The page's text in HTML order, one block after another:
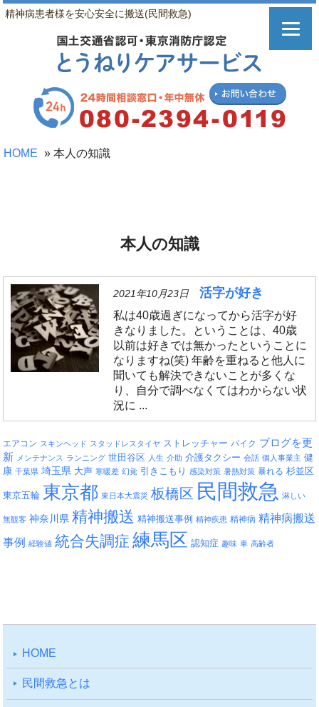
精神病患者様を安心安全に搬送(民間救急)
HOME » 本人の知識
本人の知識
2021年10月23日 活字が好き
私は40歳過ぎになってから活字が好
きなりました。ということは、40歳
以前は好きでは無かったということに
なりますね(笑) 年齢を重ねると他人に
聞いても解決できないことが多くな
り、自分で調べなくてはわからない状
況に ...
エアコン スキンヘッド スタッドレスタイヤ ストレッチャー バイク ブログを更
新 メンテナンス ランニング 世田谷区 人生 介助 介護タクシー 会話 個人事業主 健
康 千葉県 埼玉県 大声 寒暖差 幻覚 引きこもり 感染対策 暑熱対策 暴れる 杉並区
東京五輪 東京都 東日本大震災 板橋区 民間救急 淋しい
無観客 神奈川県 精神搬送 精神搬送事例 精神疾患 精神病 精神病搬送
事例
経験値 統合失調症 練馬区 認知症 趣味 車 高齢者
HOME
⺠間救急とは